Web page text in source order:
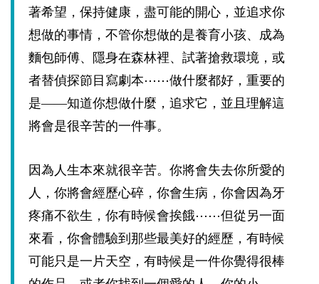
著希望，保持健康，盡可能的開心，並追求你
想做的事情，不管你想做的是養育小孩、成為
麵包師傅、隱身在森林裡、試著搶救環境，或
者替偵探節目寫劇本⋯⋯做什麼都好，重要的
是——知道你想做什麼，追求它，並且理解這
將會是很辛苦的一件事。
因為人生本來就很辛苦。你將會失去你所愛的
人，你將會經歷心碎，你會生病，你會因為牙
疼痛不欲生，你有時候會挨餓⋯⋯但從另一面
來看，你會體驗到那些最美好的經歷，有時候
可能只是一片天空，有時候是一件你覺得很棒